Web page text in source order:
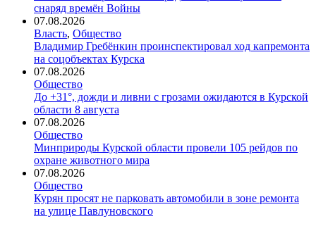
снаряд времён Войны
07.08.2026
Власть, Общество
Владимир Гребёнкин проинспектировал ход капремонта
на соцобъектах Курска
07.08.2026
Общество
До +31°, дожди и ливни с грозами ожидаются в Курской
области 8 августа
07.08.2026
Общество
Минприроды Курской области провели 105 рейдов по
охране животного мира
07.08.2026
Общество
Курян просят не парковать автомобили в зоне ремонта
на улице Павлуновского